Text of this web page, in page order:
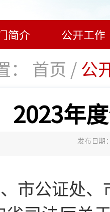
简介 公开工作
首页 /公
2023年
发布日期
市公证处、